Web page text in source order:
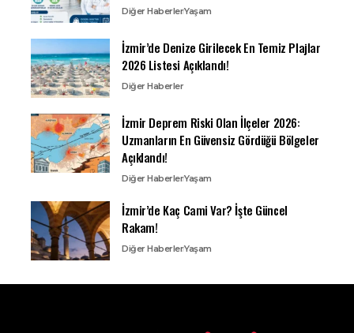
Diğer HaberlerYaşam
İzmir’de Denize Girilecek En Temiz Plajlar
2026 Listesi Açıklandı!
Diğer Haberler
İzmir Deprem Riski Olan İlçeler 2026:
Uzmanların En Güvensiz Gördüğü Bölgeler
Açıklandı!
Diğer HaberlerYaşam
İzmir’de Kaç Cami Var? İşte Güncel
Rakam!
Diğer HaberlerYaşam